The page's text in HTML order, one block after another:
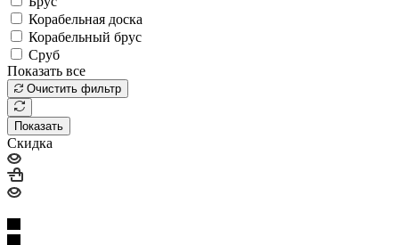
Корабельная доска
Корабельный брус
Сруб
Показать все
Очистить фильтр
Показать
Скидка